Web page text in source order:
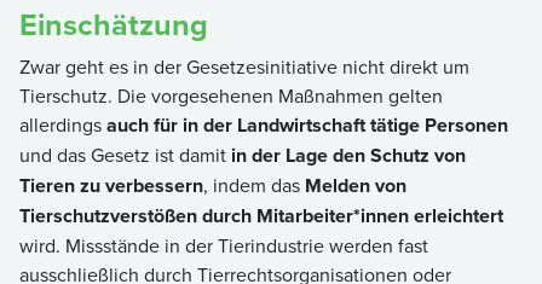
Einschätzung
Zwar geht es in der Gesetzesinitiative nicht direkt um
Tierschutz. Die vorgesehenen Maßnahmen gelten
allerdingsauch für in der Landwirtschaft tätige Personen
und das Gesetz ist damit in der Lage den Schutz von
Tieren zu verbessern, indem das Melden von
Tierschutzverstößen durch Mitarbeiter*innen erleichtert
wird. Missstände in der Tierindustrie werden fast
ausschließlich durch Tierrechtsorganisationen oder